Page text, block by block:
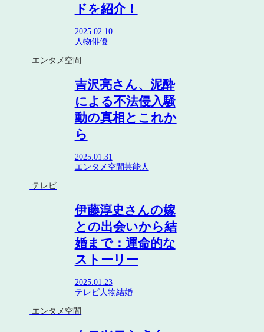
ドを紹介！
2025.02.10
人物俳優
エンタメ空間
吉沢亮さん、泥酔
による不法侵入騒
動の真相とこれか
ら
2025.01.31
エンタメ空間芸能人
テレビ
伊藤淳史さんの嫁
との出会いから結
婚まで：運命的な
ストーリー
2025.01.23
テレビ人物結婚
エンタメ空間